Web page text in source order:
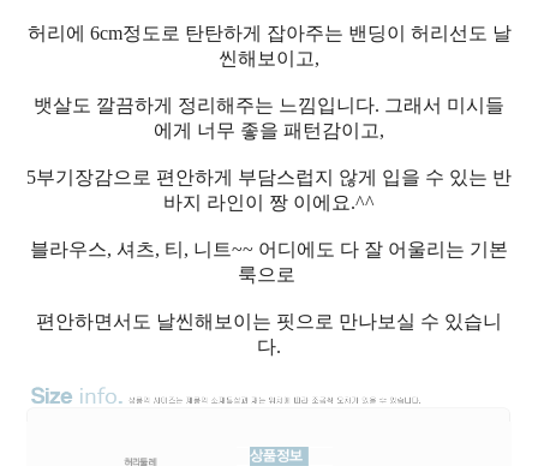
허리에 6cm정도로 탄탄하게 잡아주는 밴딩이 허리선도 날
씬해보이고,
뱃살도 깔끔하게 정리해주는 느낌입니다. 그래서 미시들
에게 너무 좋을 패턴감이고,
5부기장감으로 편안하게 부담스럽지 않게 입을 수 있는 반
바지 라인이 짱 이에요.^^
블라우스, 셔츠, 티, 니트~~ 어디에도 다 잘 어울리는 기본
룩으로
편안하면서도 날씬해보이는 핏으로 만나보실 수 있습니
다.